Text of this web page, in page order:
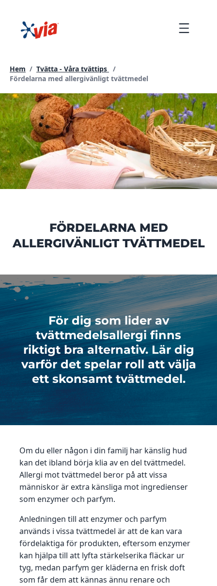
innehållet
Hem / Tvätta - Våra tvättips
/
Current page:
Fördelarna med allergivänligt tvättmedel
FÖRDELARNA MED
ALLERGIVÄNLIGT TVÄTTMEDEL
För dig som lider av
tvättmedelsallergi finns
riktigt bra alternativ. Lär dig
varför det spelar roll att välja
ett skonsamt tvättmedel.
Om du eller någon i din familj har känslig hud
kan det ibland börja klia av en del tvättmedel.
Allergi mot tvättmedel beror på att vissa
människor är extra känsliga mot ingredienser
som enzymer och parfym.
Anledningen till att enzymer och parfym
används i vissa tvättmedel är att de kan vara
fördelaktiga för produkten, eftersom enzymer
kan hjälpa till att lyfta stärkelserika fläckar ur
tyg, medan parfym ger kläderna en frisk doft
som får dem att kännas ännu renare och